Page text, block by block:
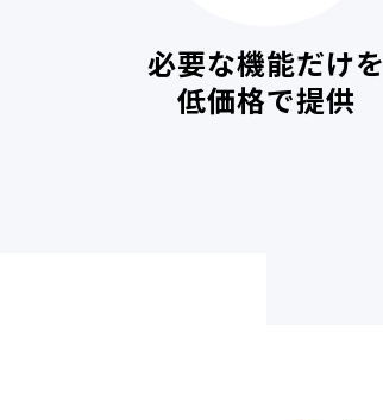
必要な機能だけを
低価格で提供